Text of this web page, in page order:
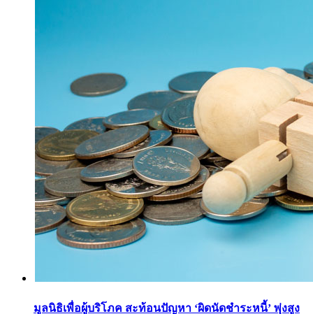
มูลนิธิเพื่อผู้บริโภค สะท้อนปัญหา ‘ผิดนัดชำระหนี้’ พุ่งสูง